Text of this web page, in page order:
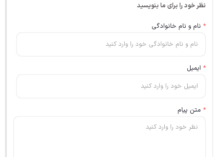
نظر خود را برای ما بنویسید
* نام و نام خانوادگی
* ایمیل
* متن پیام